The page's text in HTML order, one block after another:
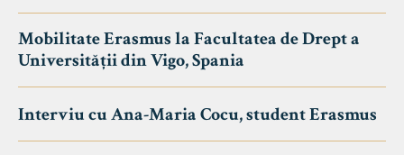
Mobilitate Erasmus la Facultatea de Drept a
Universității din Vigo, Spania
Interviu cu Ana-Maria Cocu, student Erasmus